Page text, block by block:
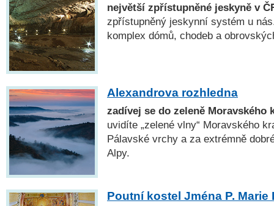
největší zpřístupněné jeskyně v
zpřístupněný jeskynní systém u
komplex dómů, chodeb a
Alexandrova rozhledna
zadívej se do zeleně Moravského
uvidíte „zelené vlny“ Moravského
Pálavské vrchy a za extrémně
Alpy.
Poutní kostel Jména P. Marie